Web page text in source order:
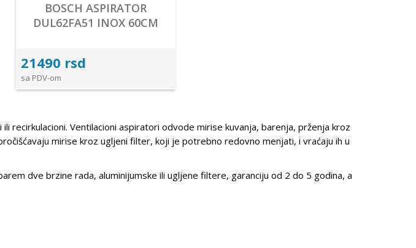
BOSCH ASPIRATOR
DUL62FA51 INOX 60CM
21490 rsd
sa PDV-om
recirkulacioni. Ventilacioni aspiratori odvode mirise kuvanja, barenja, prženja kroz
mirise kroz ugljeni filter, koji je potrebno redovno menjati, i vraćaju ih u
dve brzine rada, aluminijumske ili ugljene filtere, garanciju od 2 do 5 godina, a